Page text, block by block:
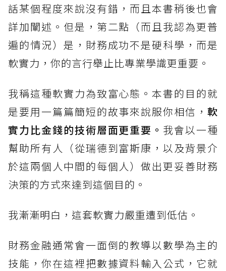
話某個程度來說沒有錯，而且本書稍後也會
詳加闡述。但是，第二點（而且我認為更普
遍的情況）是，財務成功不是硬科學，而是
軟實力，你的言行舉止比專業學識更重要。
我稱這種軟實力為致富心態。本書的目的就
是要用一篇篇簡短的故事來說服你相信， 軟
實力比金錢的技術層面更重要。 我會以一種
幫助所有人（從瑞德到富斯康，以及背景介
於這兩個人中間的每個人）做出更妥善財務
決策的方式來達到這個目的。
我漸漸明白，這套軟實力嚴重遭到低估。
財務金融通常會一面倒的教導以數學為主的
技能，你在這裡把數據資料輸入公式，它就